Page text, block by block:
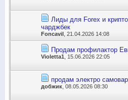
Лиды для Forex и
чарджбек
Foncavil , 21.04.2026 14:08
Продам профилактор
Violetta1 , 15.06.2026 22:05
продам электро самовар
добжик, 08.05.2026 08:30